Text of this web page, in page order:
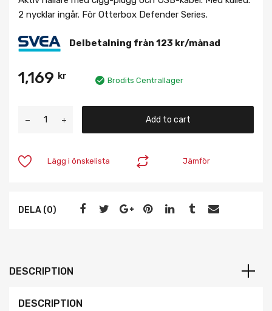
2 nycklar ingår. För Otterbox Defender Series.
Delbetalning från 123 kr/månad
1,169 kr Brodits Centrallager
Add to cart
Jämför
Lägg i önskelista
DELA (0)
DESCRIPTION
DESCRIPTION